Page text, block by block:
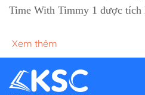
Time With Timmy 1 được tích
Xem thêm